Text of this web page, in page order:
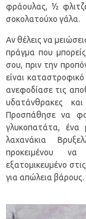
φράουλας, ½
σοκολατούχο γάλα.
Αν θέλεις να
πράγμα που
σου, πριν την
είναι
ανεφοδίασε τις
υδατάνθρακες
Προσπάθησε να
γλυκοπατάτα, ένα
λαχανάκια
προκειμένου
εξατομικευμένο
για απώλεια βάρους.